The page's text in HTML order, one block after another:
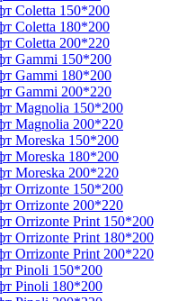
Coletta 150*200
Coletta 180*200
Coletta 200*220
Gammi 150*200
Gammi 180*200
Gammi 200*220
Magnolia 150*200
Magnolia 200*220
Moreska 150*200
Moreska 180*200
Moreska 200*220
Orrizonte 150*200
Orrizonte 200*220
Orrizonte Print 150*200
Orrizonte Print 180*200
Orrizonte Print 200*220
Pinoli 150*200
Pinoli 180*200